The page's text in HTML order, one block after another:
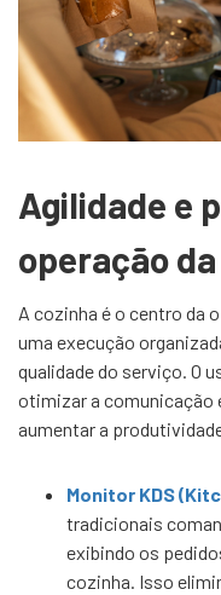
Agilidade e
operação
A cozinha é o centro da
uma execução
qualidade do serviço. O
otimizar a comunicação
aumentar a
Monitor KDS
tradicionais
exibindo os
cozinha. Isso